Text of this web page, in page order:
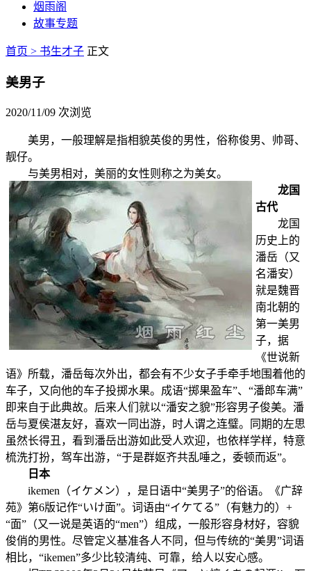
烟雨阁
故事专题
首页 > 书生才子 正文
美男子
2020/11/09 次浏览
美男，一般理解是指相貌英俊的男性，俗称俊男、帅哥、
靓仔。
与美男相对，美丽的女性则称之为美女。
龙国
古代
龙国
历史上的
潘岳（又
名潘安）
就是魏晋
南北朝的
第一美男
子，据
《世说新
语》所载，潘岳每次外出，都会有不少女子手牵手地围着他的
车子，又向他的车子投掷水果。成语“掷果盈车”、“潘郎车满”
即来自于此典故。后来人们就以“潘安之貌”形容男子俊美。潘
岳与夏侯湛友好，喜欢一同出游，时人谓之连璧。同期的左思
虽然长得丑，看到潘岳出游如此受人欢迎，也依样学样，特意
梳洗打扮，驾车出游，“于是群妪齐共乱唾之，委顿而返”。
日本
ikemen（イケメン），是日语中“美男子”的俗语。《广辞
苑》第6版记作“いけ面”。词语由“イケてる”（有魅力的）+
“面”（又一说是英语的“men”）组成，一般形容身材好，容貌
俊俏的男性。尽管定义基准各人不同，但与传统的“美男”词语
相比，“ikemen”多少比较清纯、可靠，给人以安心感。